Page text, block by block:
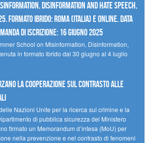
Disinformation and Hate Speech,
Formato ibrido: Roma (Italia) e online. Data
di iscrizione: 16 giugno 2025
School on Misinformation, Disinformation,
in formato ibrido dal 30 giugno al 4 luglio
la cooperazione sul contrasto alle
Nazioni Unite per la ricerca sul crimine e la
di pubblica sicurezza del Ministero
firmato un Memorandum d’intesa (MoU) per
nella prevenzione e nel contrasto di fenomeni